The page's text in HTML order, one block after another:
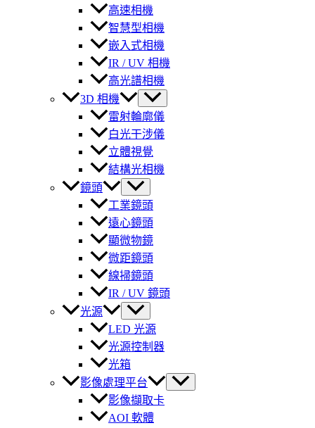
高速相機
智慧型相機
嵌入式相機
IR / UV 相機
高光譜相機
3D 相機
雷射輪廓儀
白光干涉儀
立體視覺
結構光相機
鏡頭
工業鏡頭
遠心鏡頭
顯微物鏡
微距鏡頭
線掃鏡頭
IR / UV 鏡頭
光源
LED 光源
光源控制器
光箱
影像處理平台
影像擷取卡
AOI 軟體